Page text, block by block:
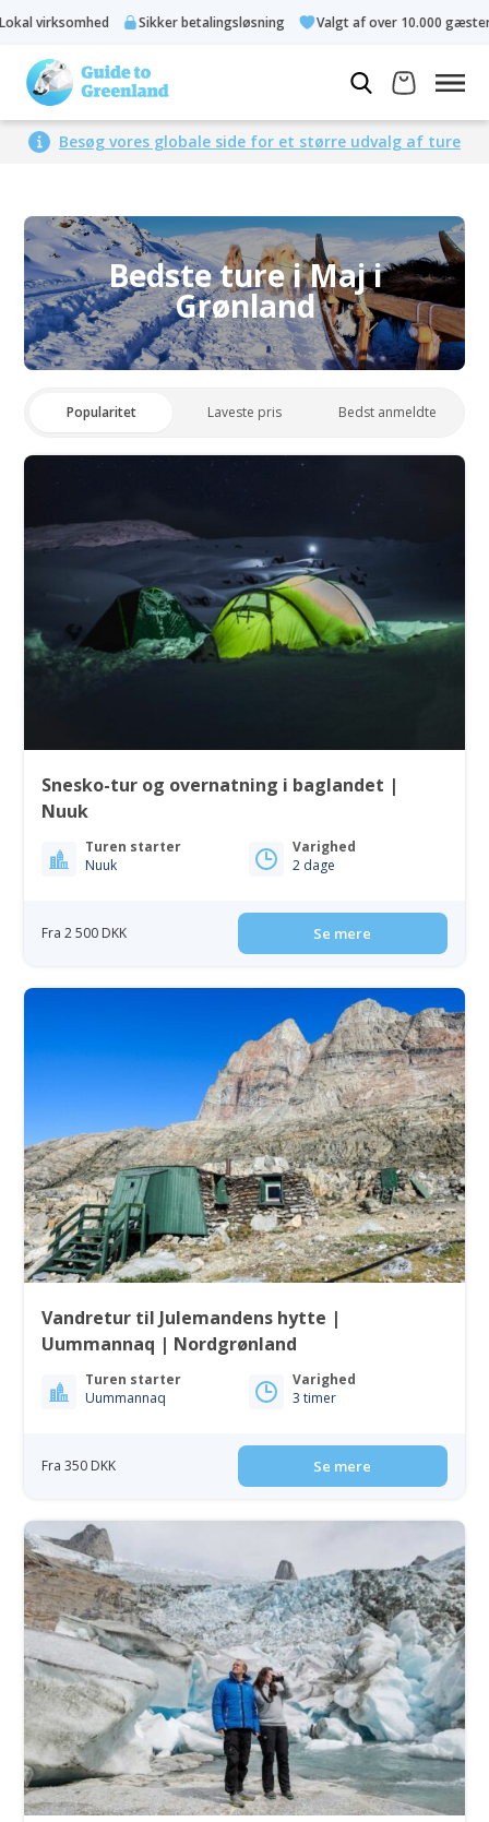
Sikker betalingsløsning Valgt af over 10.000 gæster
Besøg vores globale side for et større udvalg af ture
Bedste ture i Maj i
Grønland
Popularitet Laveste pris Bedst anmeldte
Snesko-tur og overnatning i baglandet |
Nuuk
Turen starter
Nuuk
Varighed
2 dage
Fra 2 500 DKK Se mere
Vandretur til Julemandens hytte |
Uummannaq | Nordgrønland
Turen starter
Uummannaq
Varighed
3 timer
Fra 350 DKK Se mere